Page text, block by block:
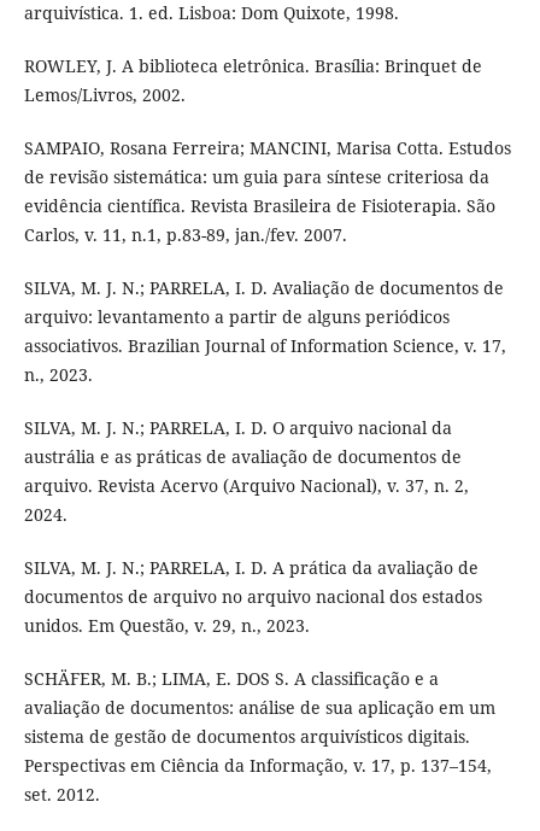
arquivística. 1. ed. Lisboa: Dom Quixote, 1998.
ROWLEY, J. A biblioteca eletrônica. Brasília: Brinquet de
Lemos/Livros, 2002.
SAMPAIO, Rosana Ferreira; MANCINI, Marisa Cotta. Estudos
de revisão sistemática: um guia para síntese criteriosa da
evidência científica. Revista Brasileira de Fisioterapia. São
Carlos, v. 11, n.1, p.83-89, jan./fev. 2007.
SILVA, M. J. N.; PARRELA, I. D. Avaliação de documentos de
arquivo: levantamento a partir de alguns periódicos
associativos. Brazilian Journal of Information Science, v. 17,
n., 2023.
SILVA, M. J. N.; PARRELA, I. D. O arquivo nacional da
austrália e as práticas de avaliação de documentos de
arquivo. Revista Acervo (Arquivo Nacional), v. 37, n. 2,
2024.
SILVA, M. J. N.; PARRELA, I. D. A prática da avaliação de
documentos de arquivo no arquivo nacional dos estados
unidos. Em Questão, v. 29, n., 2023.
SCHÄFER, M. B.; LIMA, E. DOS S. A classificação e a
avaliação de documentos: análise de sua aplicação em um
sistema de gestão de documentos arquivísticos digitais.
Perspectivas em Ciência da Informação, v. 17, p. 137–154,
set. 2012.